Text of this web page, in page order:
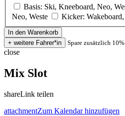
Basis: Ski, Kneeboard, Neo,
Neo, Weste
Kicker:
Spare zusätzlich
close
Mix Slot
shareLink teilen
attachmentZum Kalendar hinzufügen